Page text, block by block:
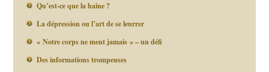
Qu’est-ce que la haine ?
La dépression ou l’art de se leurrer
« Notre corps ne ment jamais » – un défi
Des informations trompeuses